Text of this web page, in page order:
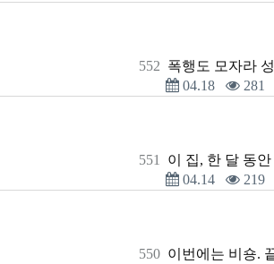
552 폭행도 모자라
04.18
281
551
이 집, 한 달 동
04.14
219
550 이번에는 비숑.